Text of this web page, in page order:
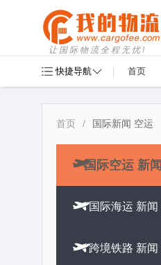
让国际物流全程无忧!
快捷导航 首页
首页 / 国际新闻 空运
国际空运 新闻
国际海运 新闻
跨境铁路 新闻